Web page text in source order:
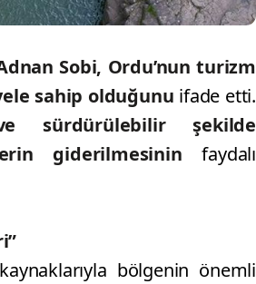
Sobi, Ordu’nun turizm
sahip olduğunu ifade etti.
sürdürülebilir şekilde
giderilmesininfaydalı
bölgenin önemli